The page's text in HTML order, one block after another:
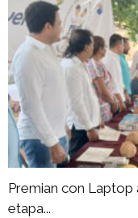
Premian con Laptop
etapa...